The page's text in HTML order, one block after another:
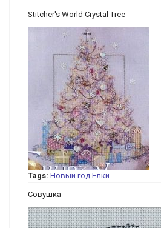
Stitcher's World Crystal Tree
Tags: Новый год Елки
Совушка